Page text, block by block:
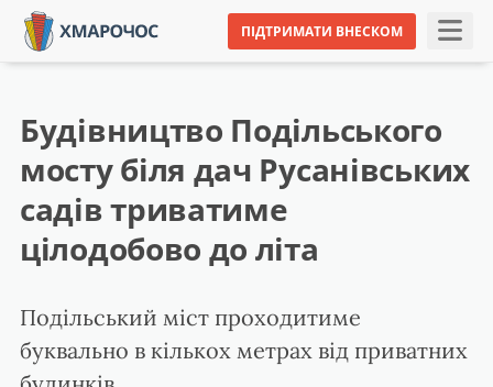
ПІДТРИМАТИ ВНЕСКОМ
Будівництво Подільського
мосту біля дач Русанівських
садів триватиме
цілодобово до літа
Подільський міст проходитиме
буквально в кількох метрах від приватних